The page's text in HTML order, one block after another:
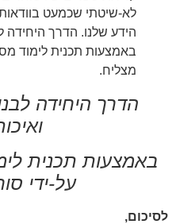
לא-שיטתי שכמעט
הידע שלנו. הדרך היחידה
באמצעות תכנית לימוד
מצליח.
הדרך היחידה
באמצעות תכנית
על-ידי
לסיכום,